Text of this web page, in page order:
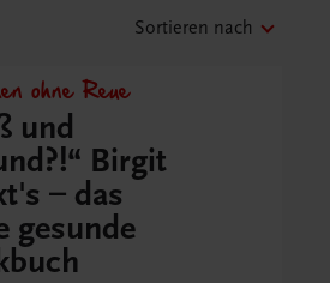
Sortieren nach
ohne Reue
und
Birgit
– das
gesunde